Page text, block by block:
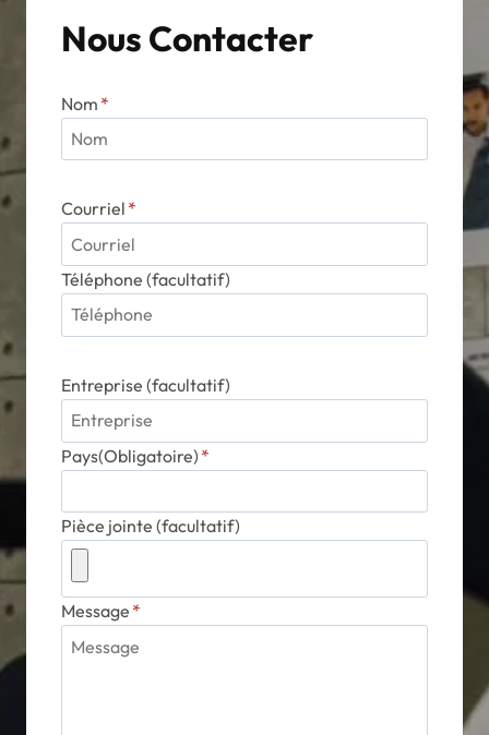
page
Nous Contacter
Nom *
Courriel *
Téléphone (facultatif)
Entreprise (facultatif)
Pays(Obligatoire) *
Pièce jointe (facultatif)
Message *